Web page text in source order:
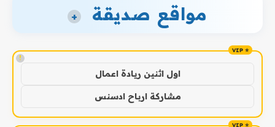
مواقع صديقة +
!
اول اثنين ريادة اعمال
مشاركة ارباح ادسنس